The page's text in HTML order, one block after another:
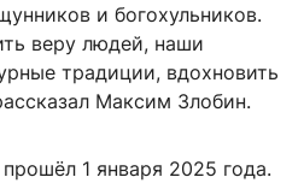
и богохульников.
веру людей, наши
традиции, вдохновить
Максим Злобин.
1 января 2025 года.